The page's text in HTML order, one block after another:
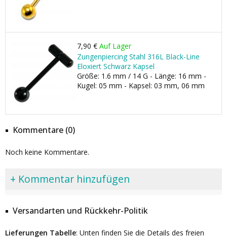
7,90 € Auf Lager
Zungenpiercing Stahl 316L Black-Line
Eloxiert Schwarz Kapsel
Größe: 1.6 mm / 14 G - Länge: 16 mm -
Kugel: 05 mm - Kapsel: 03 mm, 06 mm
Kommentare (0)
Noch keine Kommentare.
+ Kommentar hinzufügen
Versandarten und Rückkehr-Politik
Lieferungen Tabelle: Unten finden Sie die Details des freien